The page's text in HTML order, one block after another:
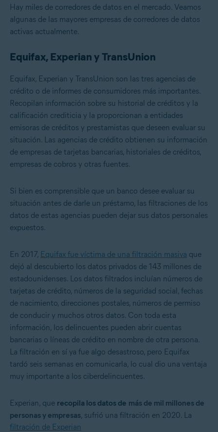
Hay miles de corredores de datos en el mercado. Veamos
algunas de las mayores empresas de corredores de datos
activas actualmente.
Equifax, Experian y TransUnion
Equifax, Experian y TransUnion son las tres agencias de
crédito o de informes de consumidores más importantes.
Recopilan información sobre su historial de créditos y la
calificación crediticia y la proporcionan a entidades
emisoras de créditos y prestamistas que deseen evaluar su
situación. Las agencias de crédito obtienen su información
de empresas de tarjetas bancarias, historiales de créditos,
empresas de cobros y otras fuentes.
Si bien es comprensible que un banco desee evaluar su
situación antes de darle un préstamo, las filtraciones de los
datos de estas agencias pueden dejar sus datos personales
expuestos.
En 2017, Equifax fue víctima de una filtración masiva que
dejó al descubierto los datos privados de 143 millones de
estadounidenses. Los datos filtrados incluían números de
tarjetas de crédito, números de la seguridad social, fechas
de nacimiento, direcciones postales, números de permiso
de conducir y muchos otros datos. Con toda esta
información, los delincuentes pueden abrir cuentas
bancarias o líneas de crédito en nombre de otra persona.
La filtración en sí ya fue algo desastroso, pero Equifax
tardó seis semanas en comunicarla, lo cual dio una ventaja
muy importante a los ciberdelincuentes.
Experian, que recopila los datos de más de mil millones de
personas y empresas, sufrió una filtración en 2020. La
filtración de Experian